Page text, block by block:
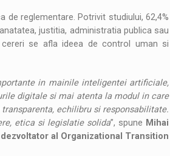
reglementare. Potrivit studiului, 62,4%
justitia, administratia publica sau
se afla ideea de control uman si
in mainile inteligentei artificiale,
digitale si mai atenta la modul in care
echilibru si responsabilitate.
etica si legislatie solida”, spune Mihai
al Organizational Transition